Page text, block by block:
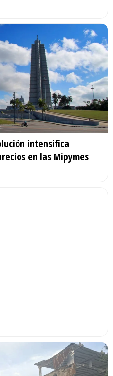
intensifica
en las Mipymes